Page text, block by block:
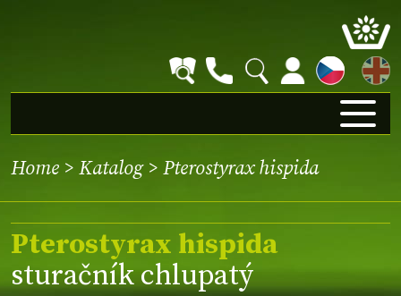
EN
Home > Katalog> Pterostyrax hispida
Pterostyrax hispida
sturačník chlupatý